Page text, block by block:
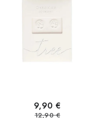
9,90 €
12,90 €